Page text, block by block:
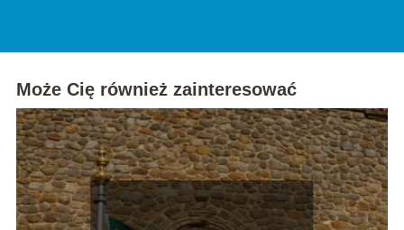
Może Cię również zainteresować